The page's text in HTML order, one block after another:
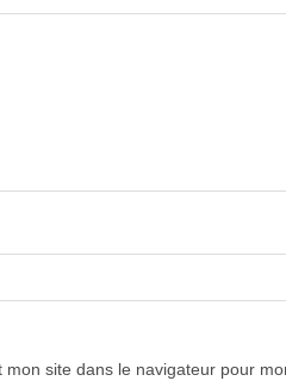
site dans le navigateur pour